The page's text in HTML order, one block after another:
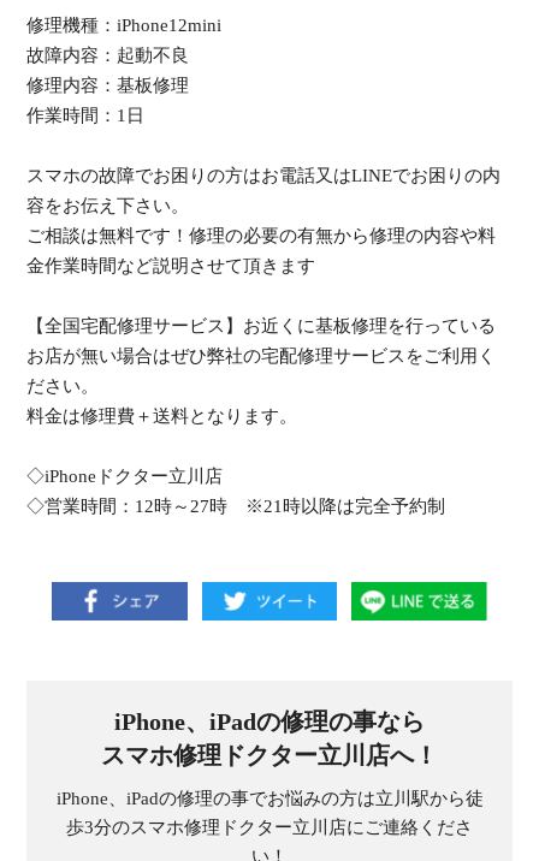
修理機種：iPhone12mini
故障内容：起動不良
修理内容：基板修理
作業時間：1日
スマホの故障でお困りの方はお電話又はLINEでお困りの内
容をお伝え下さい。
ご相談は無料です！修理の必要の有無から修理の内容や料
金作業時間など説明させて頂きます
【全国宅配修理サービス】お近くに基板修理を行っている
お店が無い場合はぜひ弊社の宅配修理サービスをご利用く
ださい。
料金は修理費＋送料となります。
◇iPhoneドクター立川店
◇営業時間：12時～27時 ※21時以降は完全予約制
iPhone、iPadの修理の事なら
スマホ修理ドクター立川店へ！
iPhone、iPadの修理の事でお悩みの方は立川駅から徒
歩3分のスマホ修理ドクター立川店にご連絡くださ
い！